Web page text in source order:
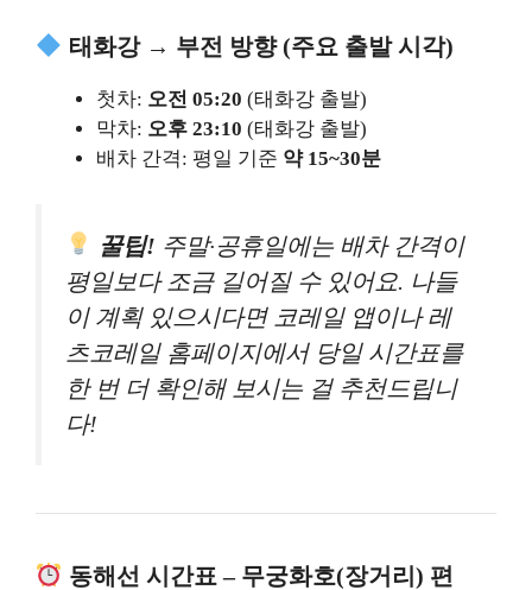
태화강 → 부전 방향 (주요 출발 시각)
첫차: 오전 05:20 (태화강 출발)
막차: 오후 23:10 (태화강 출발)
배차 간격: 평일 기준 약 15~30분
꿀팁! 주말·공휴일에는 배차 간격이
평일보다 조금 길어질 수 있어요. 나들
이 계획 있으시다면 코레일 앱이나 레
츠코레일 홈페이지에서 당일 시간표를
한 번 더 확인해 보시는 걸 추천드립니
다!
동해선 시간표 – 무궁화호(장거리) 편